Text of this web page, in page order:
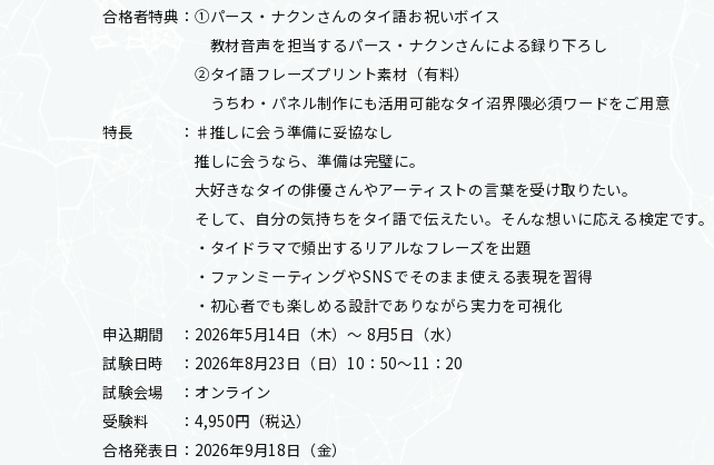
合格者特典：①パース・ナクンさんのタイ語お祝いボイス
教材音声を担当するパース・ナクンさんによる録り下ろし
②タイ語フレーズプリント素材（有料）
うちわ・パネル制作にも活用可能なタイ沼界隈必須ワードをご用意
特長 ：♯推しに会う準備に妥協なし
推しに会うなら、準備は完璧に。
大好きなタイの俳優さんやアーティストの言葉を受け取りたい。
そして、自分の気持ちをタイ語で伝えたい。そんな想いに応える検定です。
・タイドラマで頻出するリアルなフレーズを出題
・ファンミーティングやSNSでそのまま使える表現を習得
・初心者でも楽しめる設計でありながら実力を可視化
申込期間 ：2026年5月14日（木）～ 8月5日（水）
試験日時 ：2026年8月23日（日）10：50～11：20
試験会場 ：オンライン
受験料 ：4,950円（税込）
合格発表日：2026年9月18日（金）